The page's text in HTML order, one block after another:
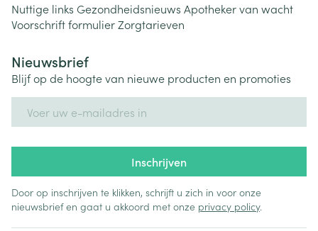
Nuttige links Gezondheidsnieuws Apotheker van wacht
Voorschrift formulierZorgtarieven
Nieuwsbrief
Blijf op de hoogte van nieuwe producten en promoties
Inschrijven
Door op inschrijven te klikken, schrijft u zich in voor onze
nieuwsbrief en gaat u akkoord met onze privacy policy.